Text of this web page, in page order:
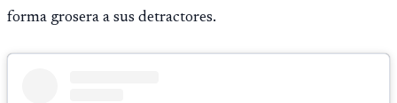
forma grosera a sus detractores.